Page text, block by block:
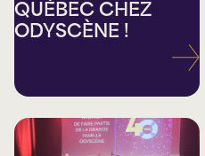
QUÉBEC CHEZ
ODYSCÈNE !